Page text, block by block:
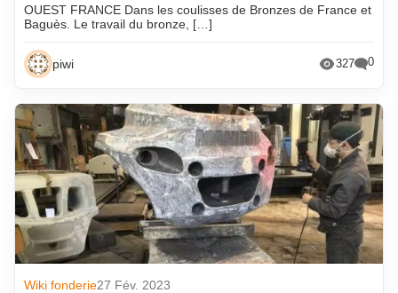
OUEST FRANCE Dans les coulisses de Bronzes de France et
Baguès. Le travail du bronze, […]
piwi 327 0
Wiki fonderie27 Fév. 2023